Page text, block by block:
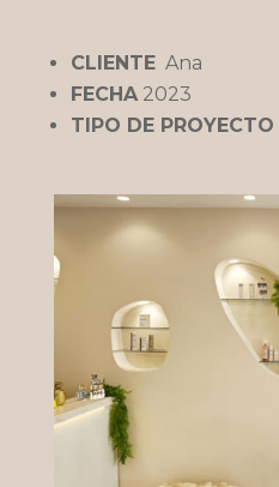
CLIENTEAna
FECHA2023
TIPO DE PROYECTO